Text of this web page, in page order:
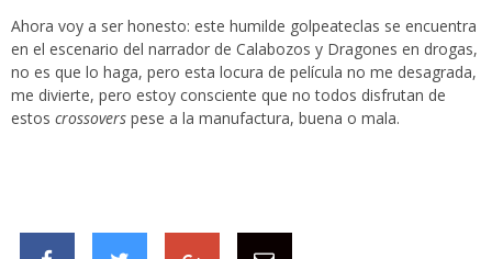
Ahora voy a ser honesto: este humilde golpeateclas se encuentra
en el escenario del narrador de Calabozos y Dragones en drogas,
no es que lo haga, pero esta locura de película no me desagrada,
me divierte, pero estoy consciente que no todos disfrutan de
estos crossovers pese a la manufactura, buena o mala.